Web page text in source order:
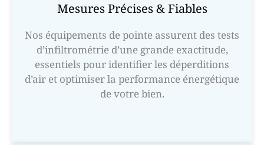
Mesures Précises & Fiables
Nos équipements de pointe assurent des tests
d’infiltrométrie d’une grande exactitude,
essentiels pour identifier les déperditions
d’air et optimiser la performance énergétique
de votre bien.